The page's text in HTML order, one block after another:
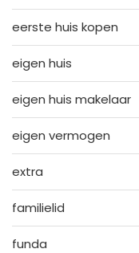
eerste huis kopen
eigen huis
eigen huis makelaar
eigen vermogen
extra
familielid
funda